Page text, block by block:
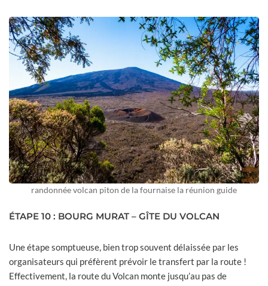
randonnée volcan piton de la fournaise la réunion guide
ÉTAPE 10 : BOURG MURAT – GÎTE DU VOLCAN
Une étape somptueuse, bien trop souvent délaissée par les
organisateurs qui préfèrent prévoir le transfert par la route !
Effectivement, la route du Volcan monte jusqu’au pas de